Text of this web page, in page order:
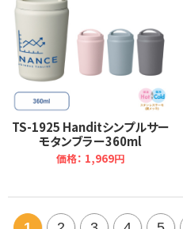
TS-1925 Handitシンプルサー
モタンブラー360ml
価格： 1,969円